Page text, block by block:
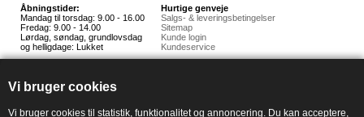
Vi bruger cookies
Vi bruger cookies til statistik, funktionalitet og annoncering. Du kan acceptere,
Åbningstider:
Mandag til torsdag: 9.00 - 16.00
Fredag: 9.00 - 14.00
Lørdag, søndag, grundlovsdag
og helligdage: Lukket
Hurtige genveje
Salgs- & leveringsbetingelser
Sitemap
Kunde login
Kundeservice
Hunnerupvej 3, 6920 Videbæk
E-mail:salg@hedestoker.dk
PA: